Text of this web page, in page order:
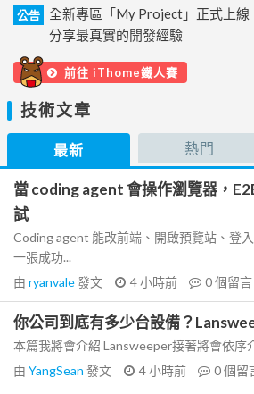
公告
全新專區「My Project」正式上線
分享最真實的開發經驗
前往 iThome鐵人賽
技術文章
最新 熱門
當 coding agent 會操作瀏覽器，
試
Coding agent 能改前端、開啟預覽站、登
一張成功...
由 ryanvale發文 4 小時前 0個留言
你公司到底有多少台設備？
本篇我將會介紹 Lansweeper接著將會依序
由 YangSean 發文 4 小時前 0個留